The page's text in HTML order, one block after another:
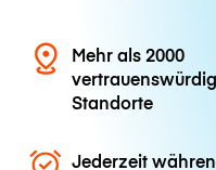
Mehr als 2000
Standorte
Jederzeit